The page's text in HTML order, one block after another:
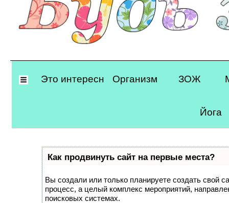
Navigation
Это интересно Организм ЗОЖ
Йога
Как продвинуть сайт на первые места?
Вы создали или только планируете создать свой
процесс, а целый комплекс мероприятий,
поисковых системах.